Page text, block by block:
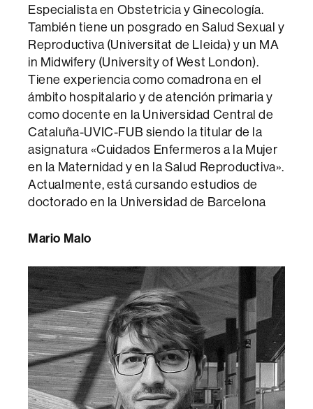
Especialista en Obstetricia y Ginecología.
También tiene un posgrado en Salud Sexual y
Reproductiva (Universitat de Lleida) y un MA
in Midwifery (University of West London).
Tiene experiencia como comadrona en el
ámbito hospitalario y de atención primaria y
como docente en la Universidad Central de
Cataluña-UVIC-FUB siendo la titular de la
asignatura «Cuidados Enfermeros a la Mujer
en la Maternidad y en la Salud Reproductiva».
Actualmente, está cursando estudios de
doctorado en la Universidad de Barcelona
Mario Malo